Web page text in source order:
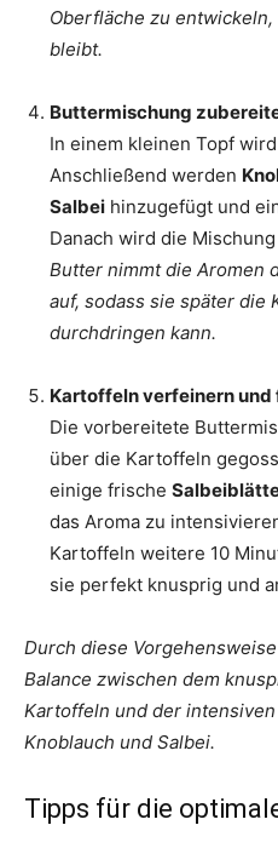
Oberfläche zu
bleibt.
Buttermischung
In einem kleinen Topf
Anschließend werden
Salbei hinzugefügt und
Danach wird die
Butter nimmt die Aromen
auf, sodass sie später die
durchdringen kann.
Kartoffeln verfeinern
Die vorbereitete
über die Kartoffeln
einige frische
das Aroma zu
Kartoffeln weitere 10
sie perfekt knusprig und
Durch diese
Balance zwischen dem
Kartoffeln und der
Knoblauch und Salbei.
Tipps für die